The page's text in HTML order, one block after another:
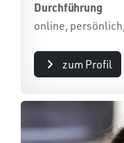
Durchführung
online,
zum Profil